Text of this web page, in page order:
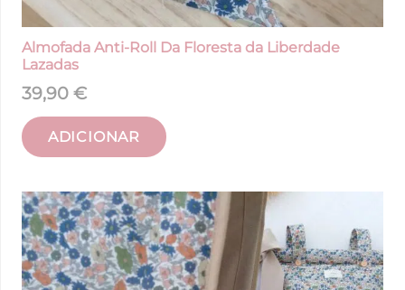
Almofada Anti-Roll Da Floresta da Liberdade
Lazadas
39,90 €
ADICIONAR